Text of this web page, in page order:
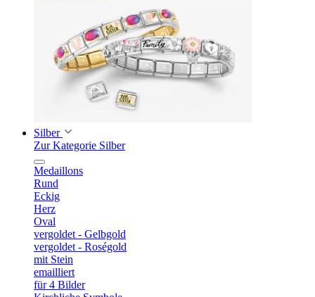
Silber
Zur Kategorie Silber
Medaillons
Rund
Eckig
Herz
Oval
vergoldet - Gelbgold
vergoldet - Roségold
mit Stein
emailliert
für 4 Bilder